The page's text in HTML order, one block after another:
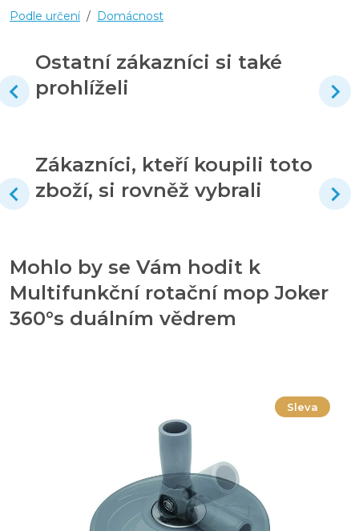
Podle určení / Domácnost
Ostatní zákazníci si také
prohlíželi
Zákazníci, kteří koupili toto
zboží, si rovněž vybrali
Mohlo by se Vám hodit k
Multifunkční rotační mop Joker
360°s duálním vědrem
Sleva